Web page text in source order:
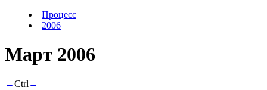
Процесс
2006
Март 2006
←Ctrl →